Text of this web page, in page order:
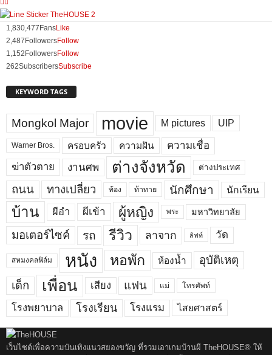
1,830,477 FansLike
2,487 FollowersFollow
1,152 FollowersFollow
262SubscribersSubscribe
KEYWORD TAGS
Mongkol Major movie M pictures UIP
Warner Bros. ครอบครัว ความฝัน
ความเชื่อ
ฆ่าตัวตาย
งานศพ ต่างจังหวัด ต่างประเทศ
ถนน ทางเปลี่ยว ท้อง ท้าทาย นักศึกษา นักเรียน
บ้าน ผีอำ ผีเข้า ผู้หญิง พระ มหาวิทยาลัย
มอเตอร์ไซค์ รถ รีวิว ลาจาก ลิฟท์ วัด
สหมงคลฟิล์ม หนัง หอพัก ห้องน้ำ
อุบัติเหตุ
เด็ก
เพื่อน เสียง แฟน แม่ โทรศัพท์
โรงพยาบาล โรงเรียน โรงแรม ไสยศาสตร์
เว็บไซต์เพื่อความบันเทิงแนวสยองขวัญ ที่รวมเอาเกมบ้านผี TheHOUSE® ให้